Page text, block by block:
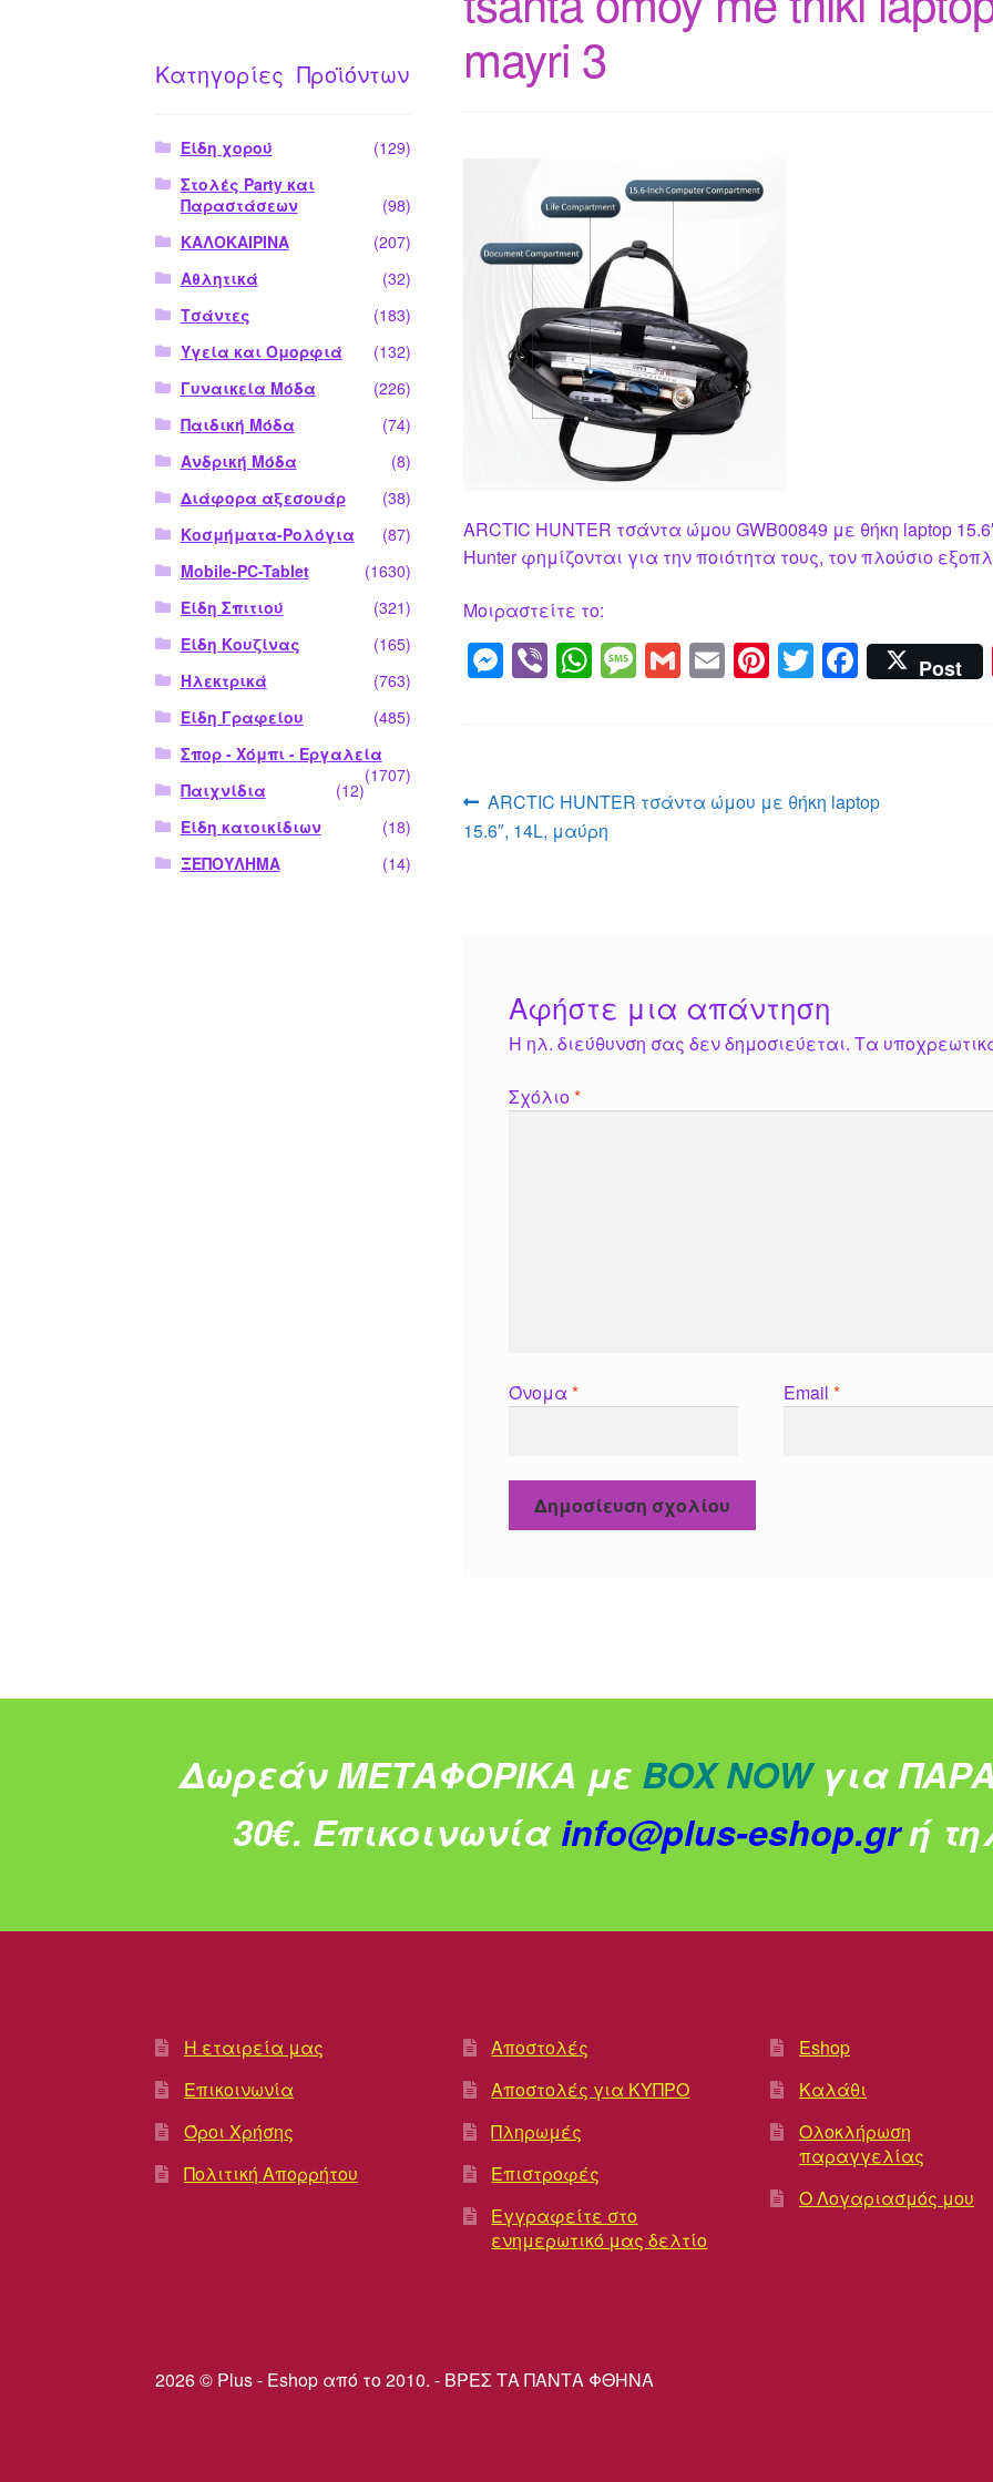
mayri 3
ARCTIC HUNTER τσάντα ώμου GWB00849 με θήκη laptop
Hunter φημίζονται για την ποιότητα τους, τον πλούσιο
Μοιραστείτε το:
M
e
n
g
Vi
b
W
h
A
p
M
e
g
G
m
E
m
Pi
nt
st
T
wi
F
a
b
Post
Πλοήγηση
άρθρων
Προηγούμενο
άρθρο:
ARCTIC HUNTER τσάντα ώμου με θήκη laptop
15.6″, 14L, μαύρη
Αφήστε μια απάντηση
Η ηλ. διεύθυνση σας δεν δημοσιεύεται. Τα
Σχόλιο*
Όνομα* Email*
Κατηγορίες Προϊόντων
Είδη χορού
(129)
Στολές Party και
Παραστάσεων
(98)
ΚΑΛΟΚΑΙΡΙΝΑ
(207)
Αθλητικά
(32)
Τσάντες
(183)
Υγεία και Ομορφιά
(132)
Γυναικεία Μόδα
(226)
Παιδική Μόδα
(74)
Ανδρική Μόδα
(8)
Διάφορα αξεσουάρ
(38)
Κοσμήματα-Ρολόγια
(87)
Mobile-PC-Tablet
(1630)
Είδη Σπιτιού
(321)
Είδη Κουζίνας
(165)
Ηλεκτρικά
(763)
Είδη Γραφείου
(485)
Σπορ - Χόμπι - Εργαλεία
(1707)
Παιχνίδια
(12)
Είδη κατοικίδιων
(18)
ΞΕΠΟΥΛΗΜΑ
(14)
Δωρεάν ΜΕΤΑΦΟΡΙΚΑ με BOX NOW για
30€. Επικοινωνία info@plus-eshop.grή
Η εταιρεία μας
Επικοινωνία
Όροι Χρήσης
Πολιτική Απορρήτου
Αποστολές
Αποστολές για ΚΥΠΡΟ
Πληρωμές
Επιστροφές
Εγγραφείτε στο
ενημερωτικό μας δελτίο
Eshop
Καλάθι
Ολοκλήρωση
παραγγελίας
Ο Λογαριασμός μου
2026 © Plus - Eshop από το 2010. - ΒΡΕΣ ΤΑ ΠΑΝΤΑ ΦΘΗΝΑ